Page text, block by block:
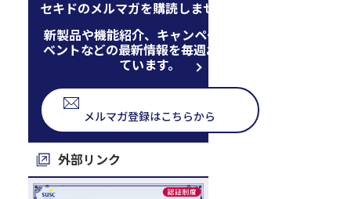
セキドのメルマガを購読しませんか
新製品や機能紹介、キャンペーン、イ
ベントなどの最新情報を毎週お届けし
ています。
メルマガ登録はこちらから
外部リンク